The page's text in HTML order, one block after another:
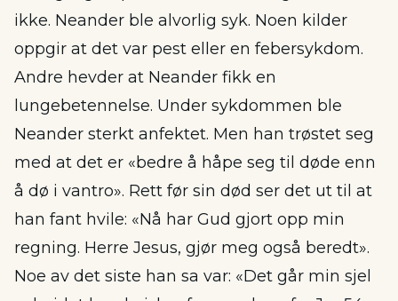
ikke. Neander ble alvorlig syk. Noen kilder
oppgir at det var pest eller en febersykdom.
Andre hevder at Neander fikk en
lungebetennelse. Under sykdommen ble
Neander sterkt anfektet. Men han trøstet seg
med at det er «bedre å håpe seg til døde enn
å dø i vantro». Rett før sin død ser det ut til at
han fant hvile: «Nå har Gud gjort opp min
regning. Herre Jesus, gjør meg også beredt».
Noe av det siste han sa var: «Det går min sjel